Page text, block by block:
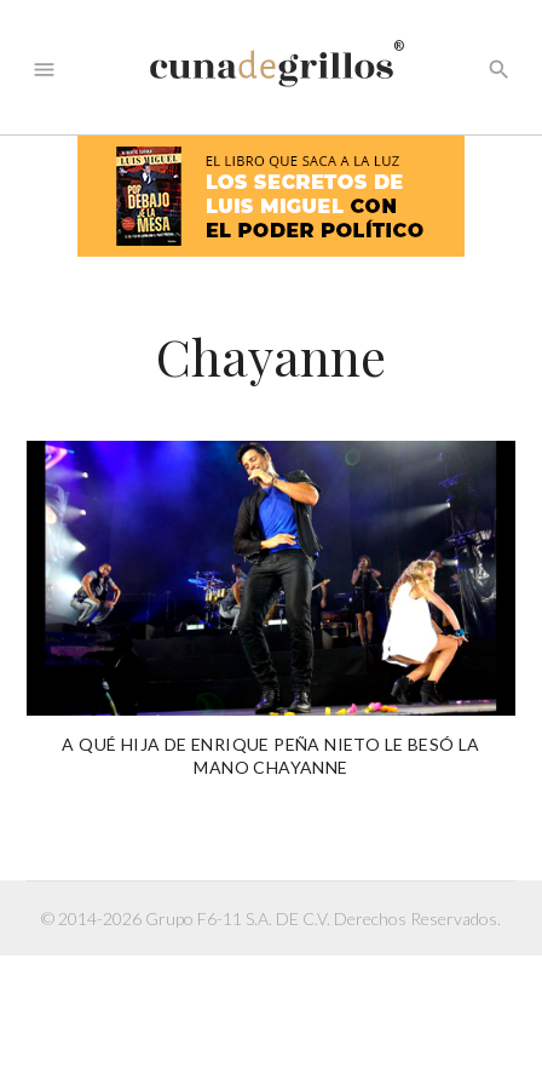
menu
®
search
Chayanne
A QUÉ HIJA DE ENRIQUE PEÑA NIETO LE BESÓ LA
MANO CHAYANNE
© 2014-2026 Grupo F6-11 S.A. DE C.V. Derechos Reservados.